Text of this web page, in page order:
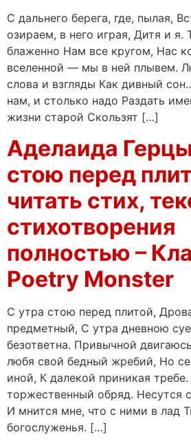
С дальнего берега, где, пылая,
озираем, в него играя, Дитя и я.
блаженно Нам все кругом, Нас
вселенной — мы в ней плывем.
слова и взгляды Как дивный
нам, и столько надо Раздать
жизни старой Скользят […]
Аделаида
стою перед
читать стих,
стихотворения
полностью –
Poetry Monster
С утра стою перед плитой,
предметный, С утра дневною
безответна. Привычной
любя свой бедный жребий, Но
иной, К далекой приникая требе.
торжественный обряд. Несутся
И мнится мне, что с ними в лад
богослуженья. […]